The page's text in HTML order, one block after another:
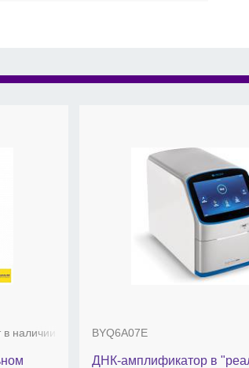
различий в рамках
в наличии BYQ6A07E
ДНК-амплификатор в